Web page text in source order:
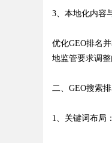
3、本地化内容
优化GEO排名
地监管要求调
二、GEO搜索
1、关键词布局